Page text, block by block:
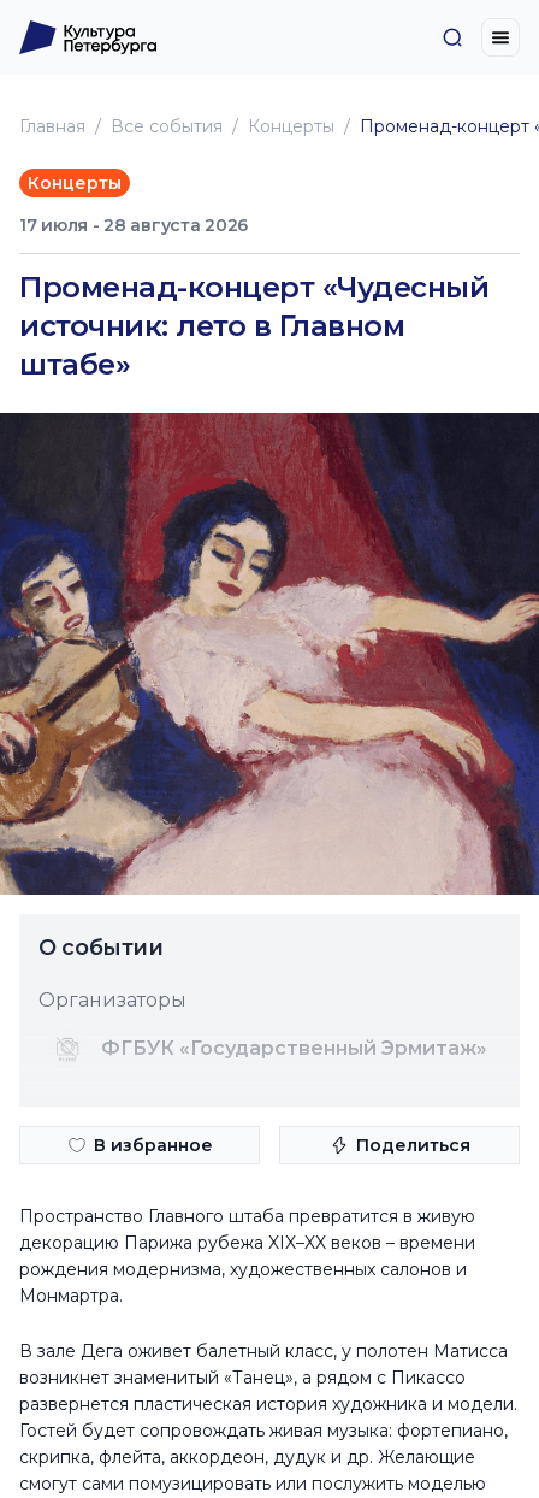
Главная Все события Концерты Променад-концерт
Концерты
17 июля - 28 августа 2026
Променад-концерт «Чудесный
источник: лето в Главном
штабе»
О событии
Организаторы
ФГБУК «Государственный Эрмитаж»
В избранное Поделиться
Пространство Главного штаба превратится в живую
декорацию Парижа рубежа XIX–XX веков – времени
рождения модернизма, художественных салонов и
Монмартра.
В зале Дега оживет балетный класс, у полотен Матисса
возникнет знаменитый «Танец», а рядом с Пикассо
развернется пластическая история художника и модели.
Гостей будет сопровождать живая музыка: фортепиано,
скрипка, флейта, аккордеон, дудук и др. Желающие
смогут сами помузицировать или послужить моделью